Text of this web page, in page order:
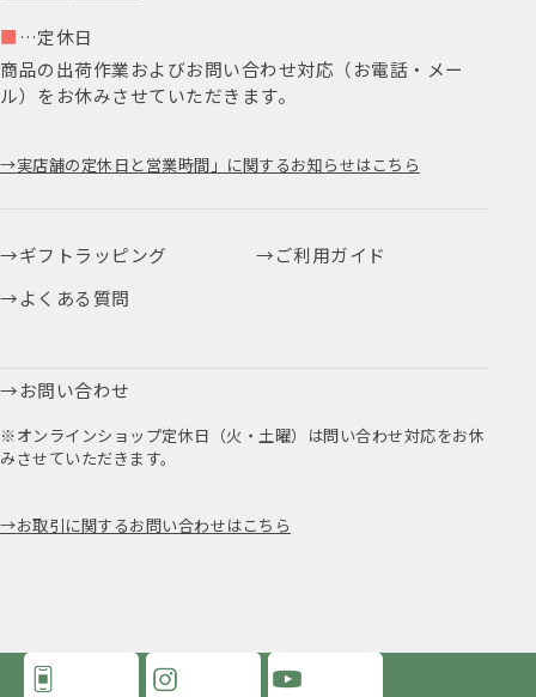
■ …定休日
商品の出荷作業およびお問い合わせ対応（お電話・メー
ル）をお休みさせていただきます。
実店舗の定休日と営業時間」に関するお知らせはこちら
ギフトラッピング
ご利用ガイド
よくある質問
お問い合わせ
※オンラインショップ定休日（火・土曜）は問い合わせ対応をお休
みさせていただきます。
お取引に関するお問い合わせはこちら